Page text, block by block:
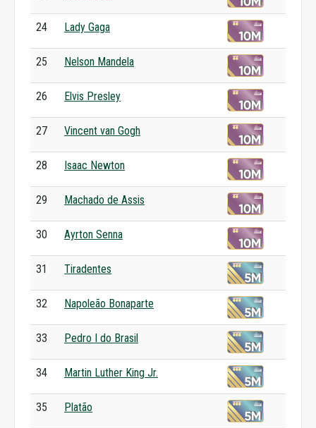
24 Lady Gaga
25 Nelson Mandela
26 Elvis Presley
27 Vincent van Gogh
28 Isaac Newton
29 Machado de Assis
30 Ayrton Senna
31 Tiradentes
32 Napoleão Bonaparte
33 Pedro I do Brasil
34 Martin Luther King Jr.
35 Platão